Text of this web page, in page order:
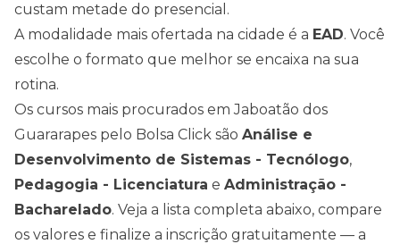
custam metade do presencial.
A modalidade mais ofertada na cidade é a EAD. Você
escolhe o formato que melhor se encaixa na sua
rotina.
Os cursos mais procurados emJaboatão dos
Guararapes pelo Bolsa Click são Análise e
Desenvolvimento de Sistemas - Tecnólogo,
Pedagogia - Licenciatura e Administração -
Bacharelado. Veja a lista completa abaixo, compare
os valores e finalize a inscrição gratuitamente — a